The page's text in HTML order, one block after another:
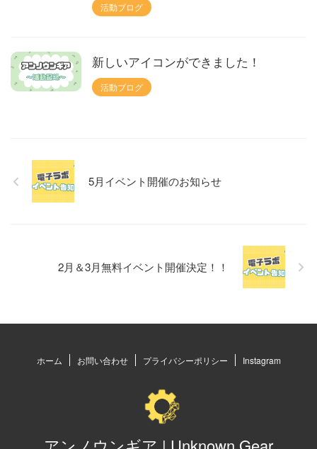
活動ブログ
新しいアイコンができました！
活動ブログ
5月イベント開催のお知らせ
2月＆3月無料イベント開催決定！！
ホーム お問い合わせ プライバシーポリシー Instagram